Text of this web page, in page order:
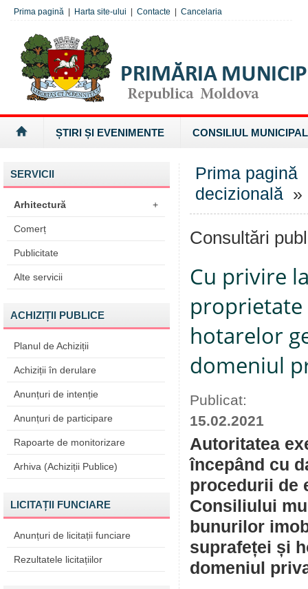
Prima pagină Harta site-ului Contacte Cancelaria
ȘTIRI ȘI EVENIMENTE CONSILIUL MUNICIPAL
SERVICII
Arhitectură +
Comerț
Publicitate
Alte servicii
ACHIZIȚII PUBLICE
Planul de Achiziții
Achiziții în derulare
Anunțuri de intenție
Anunțuri de participare
Rapoarte de monitorizare
Arhiva (Achiziții Publice)
LICITAȚII FUNCIARE
Anunțuri de licitații funciare
Rezultatele licitațiilor
Prima pagină
decizională »
Consultări
Cu privire
proprietate
hotarelor
domeniul
Publicat:
15.02.2021
Autoritatea
începând cu
procedurii de
Consiliului
bunurilor
suprafeței și
domeniul